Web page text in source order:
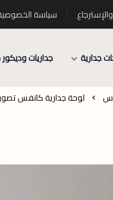
سياسة
جدارية جداريات
لوحة جدارية كانفس تصور